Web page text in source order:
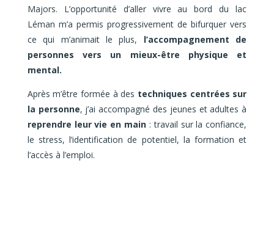
Majors. L’opportunité d’aller vivre au bord du lac
Léman m’a permis progressivement de bifurquer vers
ce qui m’animait le plus, l’accompagnement de
personnes vers un mieux-être physique et
mental.
Après m’être formée à des techniques centrées sur
la personne, j’ai accompagné des jeunes et adultes à
reprendre leur vie en main : travail sur la confiance,
le stress, l’identification de potentiel, la formation et
l’accès à l’emploi.